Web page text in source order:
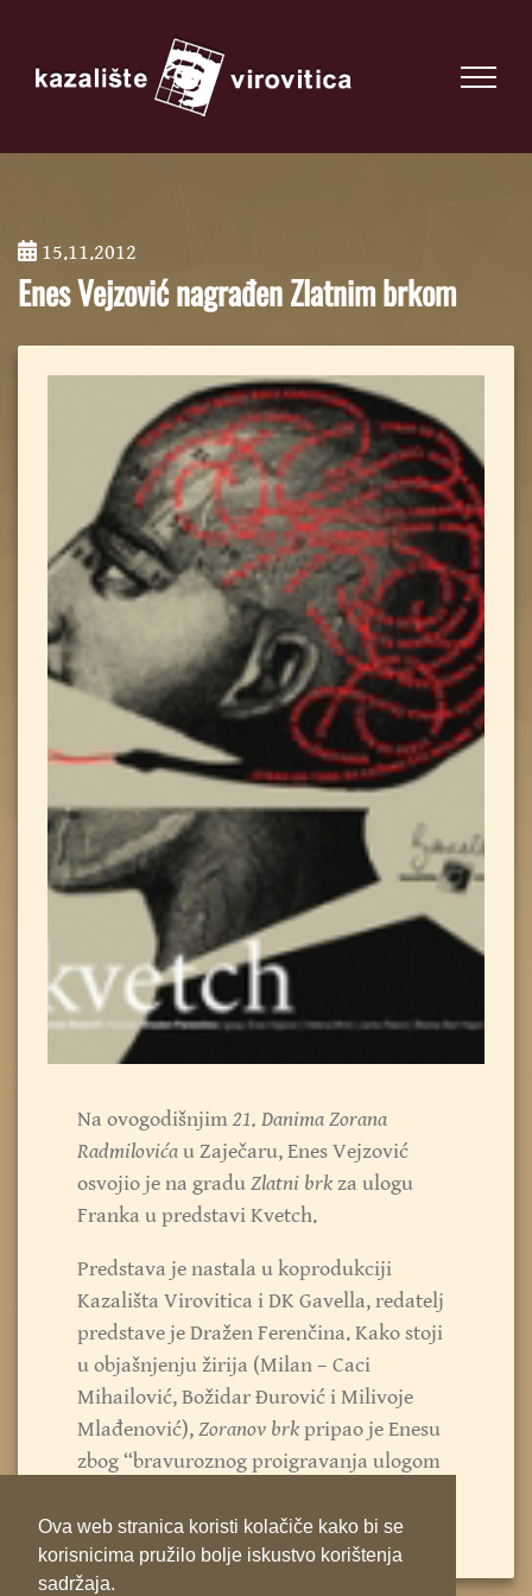
Ova web stranica koristi kolačiče kako bi se
korisnicima pružilo bolje iskustvo korištenja
sadržaja.
15.11.2012;
Enes Vejzović nagrađen Zlatnim brkom
Na ovogodišnjim21. Danima Zorana
Radmilovićau Zaječaru, Enes Vejzović
osvojio je na graduZlatni brkza ulogu
Franka u predstavi Kvetch.
Predstava je nastala u koprodukciji
Kazališta Virovitica i DK Gavella, redatelj
predstave je Dražen Ferenčina. Kako stoji
u objašnjenju žirija (Milan – Caci
Mihailović,Božidar ĐurovićiMilivoje
Mlađenović),Zoranov brkpripao je Enesu
zbog “bravuroznog proigravanja ulogom